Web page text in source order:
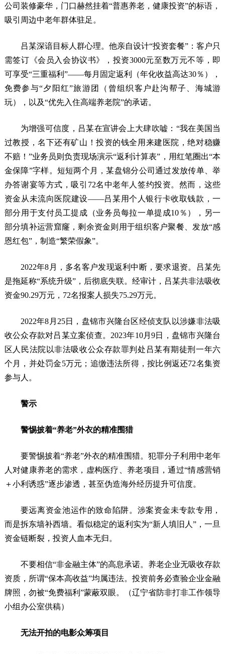
公司装修豪华，门口赫然挂着“普惠养老，健康投资”的标语，
吸引周边中老年群体驻足。
吕某深谙目标人群心理。他亲自设计“投资套餐”：客户只
需签订《会员入会协议书》，投资3000元至数万元不等，即
可享受“三重福利”——每月固定返利（年化收益高达30％），
免费参与“夕阳红”旅游团（曾组织客户赴沟帮子、海城游
玩），以及“优先入住高端养老院”的承诺。
为增强可信度，吕某在宣讲会上大肆吹嘘：“我在美国当
过教授，名下还有矿山！投资的钱全用来建医院，绝对稳赚
不赔！”业务员则负责现场演示“返利计算表”，用红笔圈出“本
金保障”字样。短短两个月，某盘锦分公司通过发放传单、举
办答谢宴等方式，吸引72名中老年人签约投资。然而，这些
资金从未流向医院建设——吕某用个人银行卡收取钱款，一
部分用于支付员工提成（业务员每拉一单提成10％），另一
部分填补运营窟窿，剩余资金则用于组织客户聚餐、发放“感
恩红包”，制造“繁荣假象”。
2022年8月，多名客户发现返利中断，要求退资。吕某先
是拖延称“系统升级”，后彻底失联。经审计，吕某共非法吸收
资金90.29万元，72名报案人损失75.29万元。
2022年8月25日，盘锦市兴隆台区经侦支队以涉嫌非法吸
收公众存款对吕某立案侦查。2023年10月9日，盘锦市兴隆台
区人民法院以非法吸收公众存款罪判处吕某有期徒刑一年六
个月，并处罚金5万元；追缴违法所得，按比例返还72名集资
参与人。
警示
警惕披着“养老”外衣的精准围猎
要警惕披着“养老”外衣的精准围猎。犯罪分子利用中老年
人对健康养老的需求，虚构医疗、养老项目，通过“情感营销
＋小利诱惑”逐步渗透，甚至伪造海外经历提升可信度。
要远离资金池运作的致命陷阱。涉案资金未专款专用，
而是拆东墙补西墙。看似稳定的返利实为“新人填旧人”，一旦
资金链断裂，投资人血本无归。
不要相信“非金融主体”的高息承诺。养老企业无吸收存款
资质，所谓“保本高收益”均属违法。投资前务必查验企业金融
牌照，勿被“免费福利”蒙蔽双眼。（辽宁省防非打非工作领导
小组办公室供稿）
无法开拍的电影众筹项目